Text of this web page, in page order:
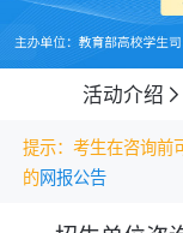
活动介绍
提示：考生在咨询前
的网报公告